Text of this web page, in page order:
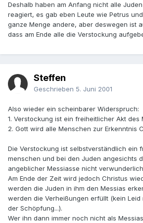
Deshalb haben am Anfang nicht alle
reagiert, es gab eben Leute wie Petrus
ganze Menge andere, aber deswegen ist
dass am Ende alle die Verstockung
Steffen
Geschrieben 5. Juni 2001
Also wieder ein scheinbarer Widerspruch:
1. Verstockung ist ein freiheitlicher Akt des
2. Gott wird alle Menschen zur Erkenntnis
Die Verstockung ist selbstverständlich ein
menschen und bei den Juden angesichts
angeblicher Messiasse nicht
Am Ende der Zeit wird jedoch Christus
werden die Juden in ihm den Messias
werden die Verheißungen erfüllt (kein Leid
der Schöpfung...).
Wer ihn dann immer noch nicht als